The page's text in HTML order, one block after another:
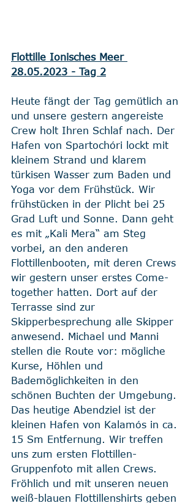
Flottille Ionisches Meer
28.05.2023 - Tag 2
Heute fängt der Tag gemütlich an
und unsere gestern angereiste
Crew holt Ihren Schlaf nach. Der
Hafen von Spartochóri lockt mit
kleinem Strand und klarem
türkisen Wasser zum Baden und
Yoga vor dem Frühstück. Wir
frühstücken in der Plicht bei 25
Grad Luft und Sonne. Dann geht
es mit „Kali Mera“ am Steg
vorbei, an den anderen
Flottillenbooten, mit deren Crews
wir gestern unser erstes Come-
together hatten. Dort auf der
Terrasse sind zur
Skipperbesprechung alle Skipper
anwesend. Michael und Manni
stellen die Route vor: mögliche
Kurse, Höhlen und
Bademöglichkeiten in den
schönen Buchten der Umgebung.
Das heutige Abendziel ist der
kleinen Hafen von Kalamós in ca.
15 Sm Entfernung. Wir treffen
uns zum ersten Flottillen-
Gruppenfoto mit allen Crews.
Fröhlich und mit unseren neuen
weiß-blauen Flottillenshirts geben